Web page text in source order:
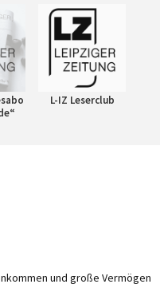
L-IZ Leserclub
und große Vermögen